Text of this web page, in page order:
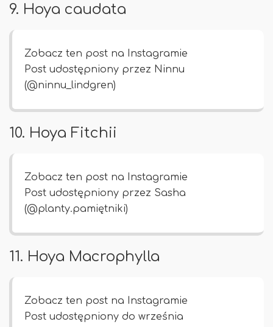
9. Hoya caudata
Zobacz ten post na Instagramie
Post udostępniony przez Ninnu
(@ninnu_lindgren)
10. Hoya Fitchii
Zobacz ten post na Instagramie
Post udostępniony przez Sasha
(@planty.pamiętniki)
11. Hoya Macrophylla
Zobacz ten post na Instagramie
Post udostępniony do września